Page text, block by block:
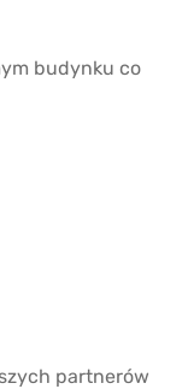
budynku co
partnerów